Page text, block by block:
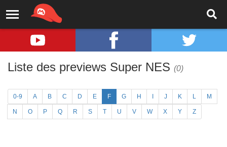
Liste des previews Super NES (0)
0-9 A B C D E F G H J K L M
N O P Q R S T U V W X Y Z